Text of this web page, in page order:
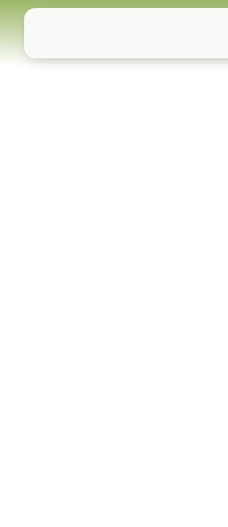
Zum
Inhalt
springen